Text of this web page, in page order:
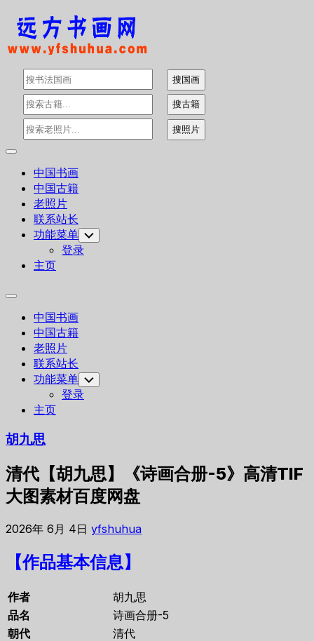
Skip
content
Expand
中国书画
中国古籍
老照片
联系站长
功能菜单 Toggle
Child
Menu
登录
主页
Expand
中国书画
中国古籍
老照片
联系站长
功能菜单 Toggle
Child
Menu
登录
主页
胡九思
清代【胡九思】《诗画合册-5》高清TIF
大图素材百度网盘
2026年 6月 4日 yfshuhua
【作品基本信息】
作者
胡九思
品名
诗画合册-5
朝代
清代